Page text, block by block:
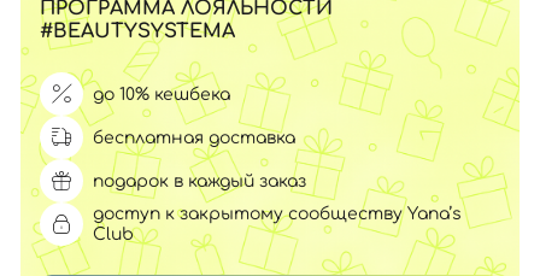
ПРОГРАММА ЛОЯЛЬНОСТИ
#BEAUTYSYSTEMA
до 10% кешбека
бесплатная доставка
подарок в каждый заказ
доступ к закрытому сообществу Yana’s
Club